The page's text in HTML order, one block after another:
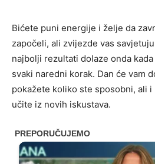
Bićete puni energije i želje da
započeli, ali zvijezde vas
najbolji rezultati dolaze onda
svaki naredni korak. Dan će vam
pokažete koliko ste sposobni, ali
učite iz novih iskustava.